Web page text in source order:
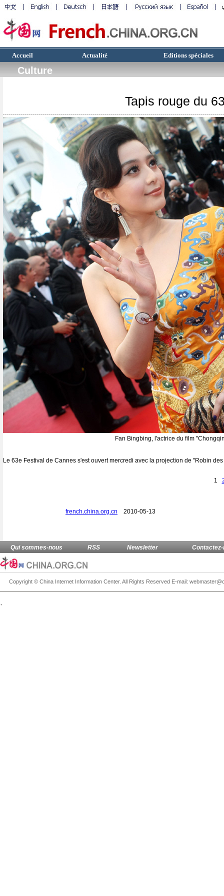
Accueil Actualité Editions spéciales
Culture
Tapis rouge du
Fan Bingbing, l'actrice du film
Le 63e Festival de Cannes s'est ouvert mercredi avec la projection de "Robin
1
french.china.org.cn 2010-05-13
、